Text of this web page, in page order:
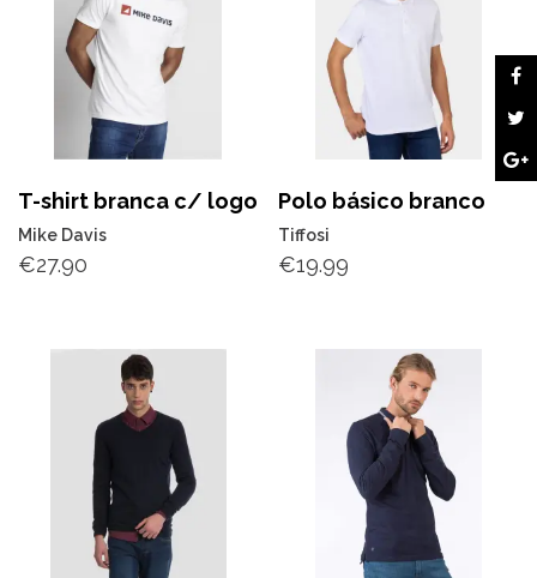
T-shirt branca c/ logo
Mike Davis
€27.90
Polo básico branco
Tiffosi
€19.99